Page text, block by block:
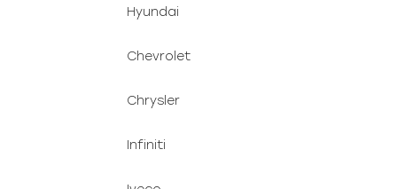
Hyundai
Chevrolet
Chrysler
Infiniti